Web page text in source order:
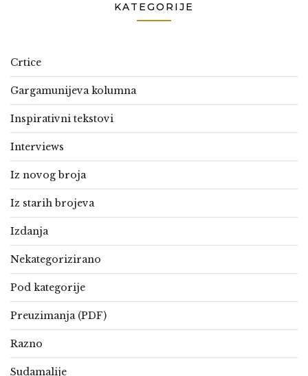
KATEGORIJE
Crtice
Gargamunijeva kolumna
Inspirativni tekstovi
Interviews
Iz novog broja
Iz starih brojeva
Izdanja
Nekategorizirano
Pod kategorije
Preuzimanja (PDF)
Razno
Sudamalije